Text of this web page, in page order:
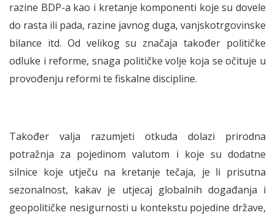
razine BDP-a kao i kretanje komponenti koje su dovele
do rasta ili pada, razine javnog duga, vanjskotrgovinske
bilance itd. Od velikog su značaja također političke
odluke i reforme, snaga političke volje koja se očituje u
provođenju reformi te fiskalne discipline.
Također valja razumjeti otkuda dolazi prirodna
potražnja za pojedinom valutom i koje su dodatne
silnice koje utječu na kretanje tečaja, je li prisutna
sezonalnost, kakav je utjecaj globalnih događanja i
geopolitičke nesigurnosti u kontekstu pojedine države,